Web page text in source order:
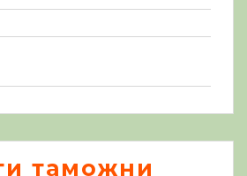
таможни